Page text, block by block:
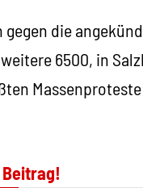
gegen die
6500, in